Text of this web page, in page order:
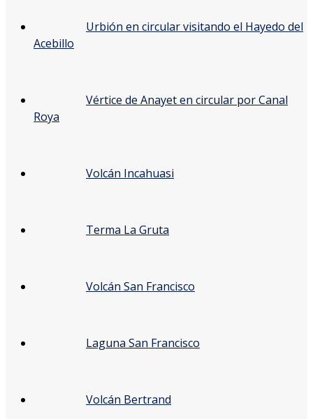
Urbión en circular visitando el Hayedo del
Acebillo
Vértice de Anayet en circular por Canal
Roya
Volcán Incahuasi
Terma La Gruta
Volcán San Francisco
Laguna San Francisco
Volcán Bertrand